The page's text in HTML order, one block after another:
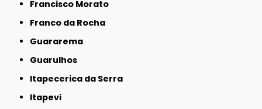
Francisco Morato
Franco da Rocha
Guararema
Guarulhos
Itapecerica da Serra
Itapevi